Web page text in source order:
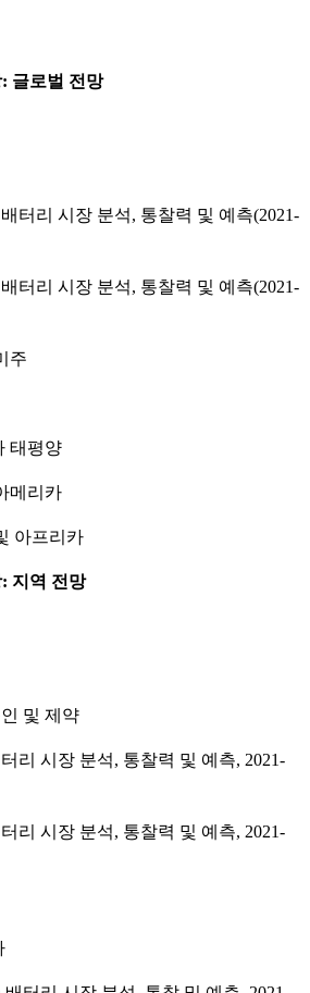
글로벌 전망
리 시장 분석, 통찰력 및 예측(2021-
리 시장 분석, 통찰력 및 예측(2021-
평양
리카
프리카
지역 전망
및 제약
시장 분석, 통찰력 및 예측, 2021-
시장 분석, 통찰력 및 예측, 2021-